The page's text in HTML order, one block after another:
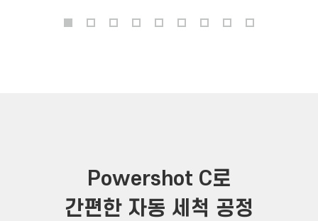
Powershot C로
간편한 자동 세척 공정